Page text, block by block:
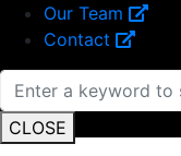
Our Team
Contact
CLOSE